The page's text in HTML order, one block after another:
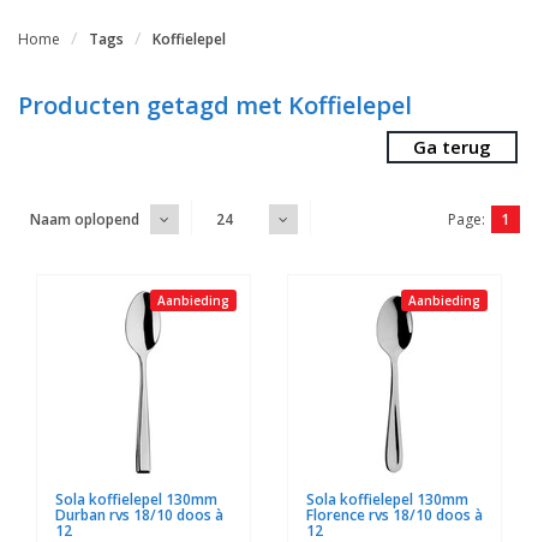
Home Tags Koffielepel
Producten getagd met Koffielepel
Ga terug
Naam oplopend 24 Page: 1
Aanbieding
Sola koffielepel 130mm
Durban rvs 18/10 doos à
12
Aanbieding
Sola koffielepel 130mm
Florence rvs 18/10 doos à
12